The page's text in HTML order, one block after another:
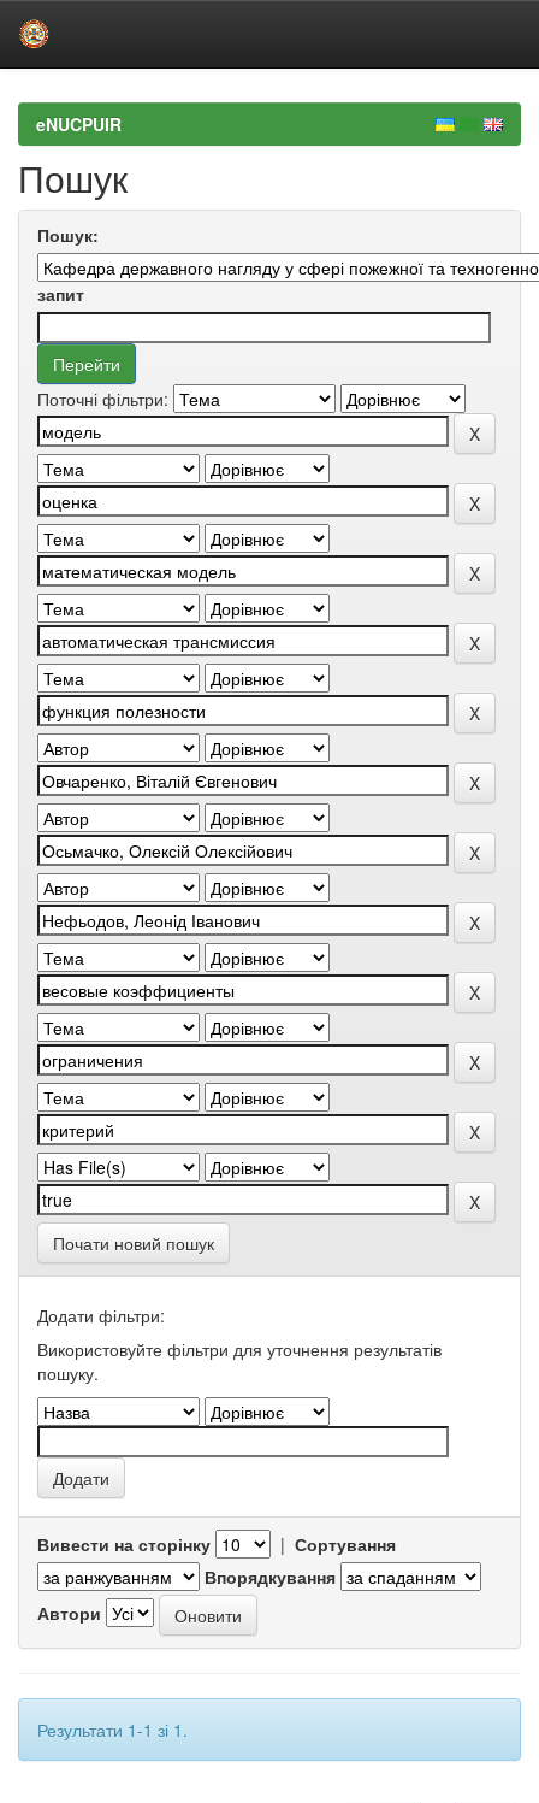
navigationeNUCPUIR
Пошук
Пошук:
запит
Поточні фільтри:
Почати новий пошук
Додати фільтри:
Використовуйте фільтри для уточнення результатів
пошуку.
Вивести на сторінку | Сортування
Впорядкування
Автори
Результати 1-1 зі 1.